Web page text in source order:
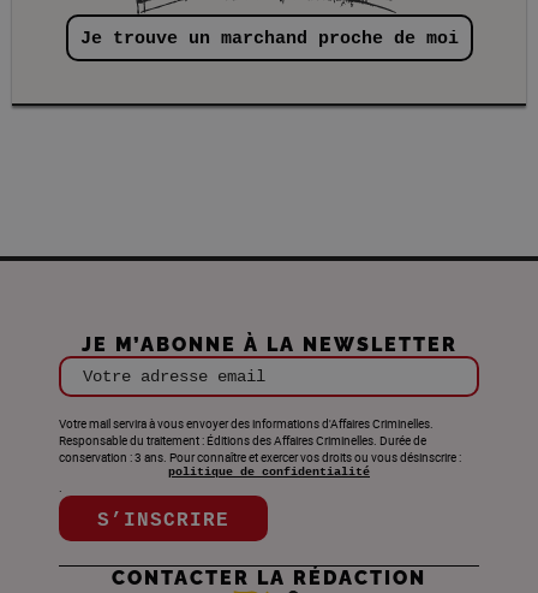
Je trouve un marchand proche de moi
JE M’ABONNE À LA NEWSLETTER
Votre adresse email
Votre mail servira à vous envoyer des informations d'Affaires Criminelles.
Responsable du traitement : Éditions des Affaires Criminelles. Durée de
conservation : 3 ans. Pour connaître et exercer vos droits ou vous désinscrire :
politique de confidentialité
.
S’INSCRIRE
CONTACTER LA RÉDACTION